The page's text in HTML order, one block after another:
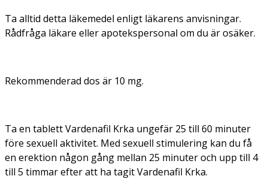
Ta alltid detta läkemedel enligt läkarens anvisningar.
Rådfråga läkare eller apotekspersonal om du är osäker.
Rekommenderad dos är 10 mg.
Ta en tablett Vardenafil Krka ungefär 25 till 60 minuter
före sexuell aktivitet. Med sexuell stimulering kan du få
en erektion någon gång mellan 25 minuter och upp till 4
till 5 timmar efter att ha tagit Vardenafil Krka.